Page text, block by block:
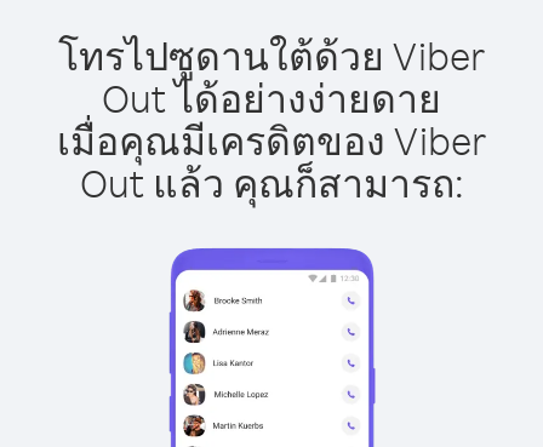
โทรไปซูดานใต้ด้วย Viber
Out ได้อย่างง่ายดาย
เมื่อคุณมีเครดิตของ Viber
Out แล้ว คุณก็สามารถ: